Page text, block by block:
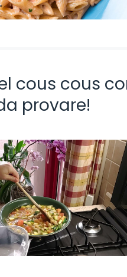
cous cous
provare!